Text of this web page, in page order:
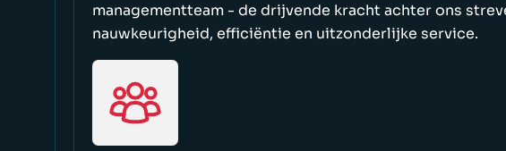
managementteam - de drijvende kracht achter ons
nauwkeurigheid, efficiëntie en uitzonderlijke service.